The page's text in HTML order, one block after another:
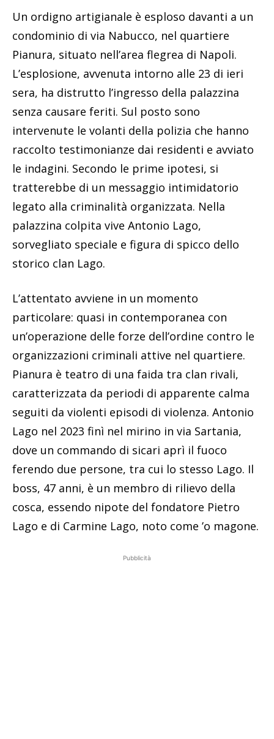
Un ordigno artigianale è esploso davanti a un
condominio di via Nabucco, nel quartiere
Pianura, situato nell’area flegrea di Napoli.
L’esplosione, avvenuta intorno alle 23 di ieri
sera, ha distrutto l’ingresso della palazzina
senza causare feriti. Sul posto sono
intervenute le volanti della polizia che hanno
raccolto testimonianze dai residenti e avviato
le indagini. Secondo le prime ipotesi, si
tratterebbe di un messaggio intimidatorio
legato alla criminalità organizzata. Nella
palazzina colpita vive Antonio Lago,
sorvegliato speciale e figura di spicco dello
storico clan Lago.
L’attentato avviene in un momento
particolare: quasi in contemporanea con
un’operazione delle forze dell’ordine contro le
organizzazioni criminali attive nel quartiere.
Pianura è teatro di una faida tra clan rivali,
caratterizzata da periodi di apparente calma
seguiti da violenti episodi di violenza. Antonio
Lago nel 2023 finì nel mirino in via Sartania,
dove un commando di sicari aprì il fuoco
ferendo due persone, tra cui lo stesso Lago. Il
boss, 47 anni, è un membro di rilievo della
cosca, essendo nipote del fondatore Pietro
Lago e di Carmine Lago, noto come ’o magone.
Pubblicità